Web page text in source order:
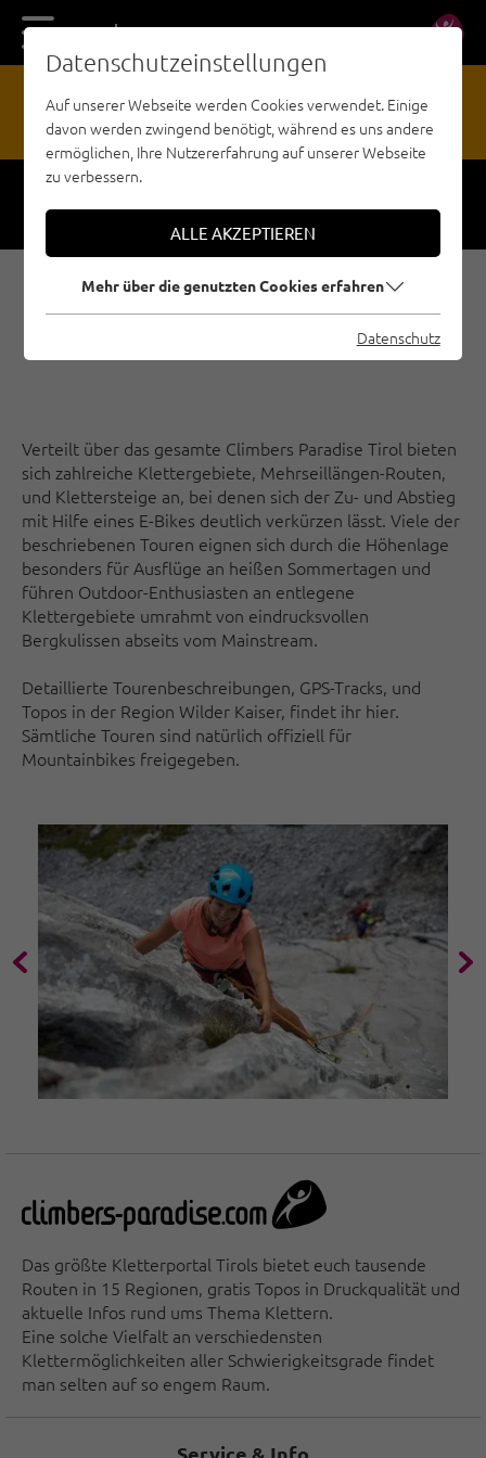
DE EN
GEFAHRENMELDESTELLE
E-BIKE & CLIMB IN DER
REGION WILDER KAISER
Verteilt über das gesamte Climbers Paradise Tirol bieten
sich zahlreiche Klettergebiete, Mehrseillängen-Routen,
und Klettersteige an, bei denen sich der Zu- und Abstieg
mit Hilfe eines E-Bikes deutlich verkürzen lässt. Viele der
beschriebenen Touren eignen sich durch die Höhenlage
besonders für Ausflüge an heißen Sommertagen und
führen Outdoor-Enthusiasten an entlegene
Klettergebiete umrahmt von eindrucksvollen
Bergkulissen abseits vom Mainstream.
Detaillierte Tourenbeschreibungen, GPS-Tracks, und
Topos in der Region Wilder Kaiser, findet ihr hier.
Sämtliche Touren sind natürlich offiziell für
Mountainbikes freigegeben.
Das größte Kletterportal Tirols bietet euch tausende
Routen in 15 Regionen, gratis Topos in Druckqualität und
aktuelle Infos rund ums Thema Klettern.
Eine solche Vielfalt an verschiedensten
Klettermöglichkeiten aller Schwierigkeitsgrade findet
man selten auf so engem Raum.
Datenschutzeinstellungen
Auf unserer Webseite werden Cookies verwendet. Einige
davon werden zwingend benötigt, während es uns andere
ermöglichen, Ihre Nutzererfahrung auf unserer Webseite
zu verbessern.
ALLE AKZEPTIEREN
Mehr über die genutzten Cookies erfahren
Datenschutz